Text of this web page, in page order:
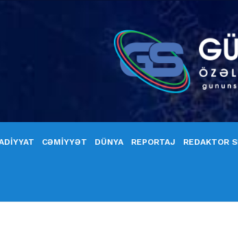
CƏMİYYƏT DÜNYA REPORTAJ REDAKTOR